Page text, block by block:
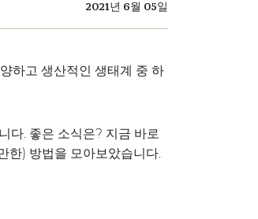
2021년 6월 05일
하고 생산적인 생태계 중 하
다. 좋은 소식은? 지금 바로
한) 방법을 모아보았습니다.